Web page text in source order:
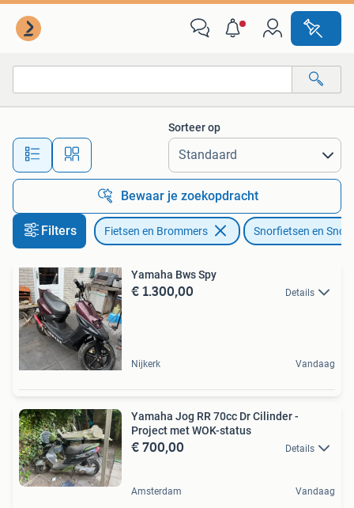
Alle afstanden…
Sorteer op
Bewaar je zoekopdracht
Filters Fietsen en Brommers Snorfietsen en
Yamaha Bws Spy
€ 1.300,00 Details
Nijkerk Vandaag
Yamaha Jog RR 70cc Dr Cilinder -
Project met WOK-status
€ 700,00 Details
Amsterdam Vandaag